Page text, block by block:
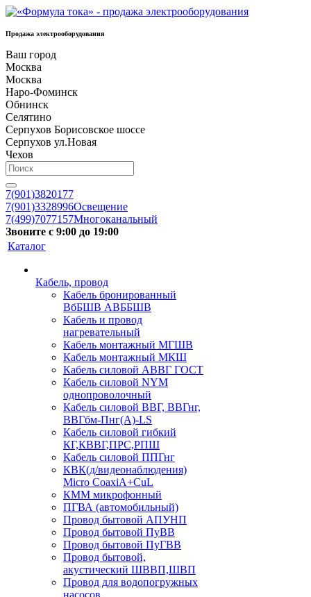
Продажа электрооборудования
Ваш город
Москва
Москва
Наро-Фоминск
Обнинск
Селятино
Серпухов Борисовское шоссе
Серпухов ул.Новая
Чехов
7(901)3820177
7(901)3328996Освещение
7(499)7077157Многоканальный
Звоните с 9:00 до 19:00
Каталог
Кабель, провод
Кабель бронированный
ВбБШВ АВББШВ
Кабель и провод
нагревательный
Кабель монтажный МГШВ
Кабель монтажный МКШ
Кабель силовой АВВГ ГОСТ
Кабель силовой NYM
однопроволочный
Кабель силовой ВВГ, ВВГнг,
ВВГбм-Пнг(А)-LS
Кабель силовой гибкий
КГ,КВВГ,ПРС,РПШ
Кабель силовой ППГнг
КВК(д/видеонаблюдения)
Micro CoaxiA+CuL
КММ микрофонный
ПГВА (автомобильный)
Провод бытовой АПУНП
Провод бытовой ПуВВ
Провод бытовой ПуГВВ
Провод бытовой,
акустический ШВВП,ШВП
Провод для водопогружных